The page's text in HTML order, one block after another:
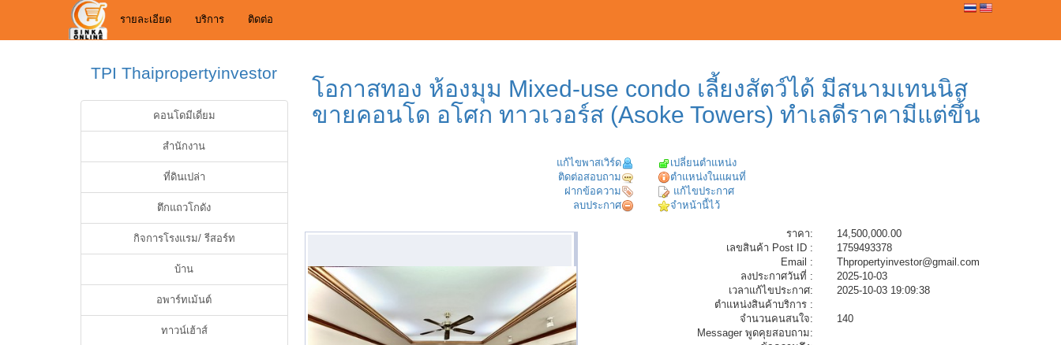
รายละเอียด บริการ ติดต่อ
TPI Thaipropertyinvestor
คอนโดมีเดี่ยม
สำนักงาน
ที่ดินเปล่า
ตึกแถวโกดัง
กิจการโรงแรม/ รีสอร์ท
บ้าน
อพาร์ทเม้นต์
ทาวน์เฮ้าส์
โอกาสทอง ห้องมุม Mixed-use condo เลี้ยงสัตว์ได้ มีสนามเทนนิส
ขายคอนโด อโศก ทาวเวอร์ส (Asoke Towers) ทำเลดีราคามีแต่ขึ้น
แก้ไขพาสเวิร์ด
เปลี่ยนตำแหน่ง
ติดต่อสอบถาม
ตำแหน่งในแผนที่
ฝากข้อความ
แก้ไขประกาศ
ลบประกาศ
จำหน้านี้ไว้
ราคา:
14,500,000.00
เลขสินค้า Post ID :
1759493378
Email :
Thpropertyinvestor@gmail.com
ลงประกาศวันที่ :
2025-10-03
เวลาแก้ไขประกาศ:
2025-10-03 19:09:38
ตำแหน่งสินค้าบริการ :
จำนวนคนสนใจ:
140
Messager พูดคุยสอบถาม: